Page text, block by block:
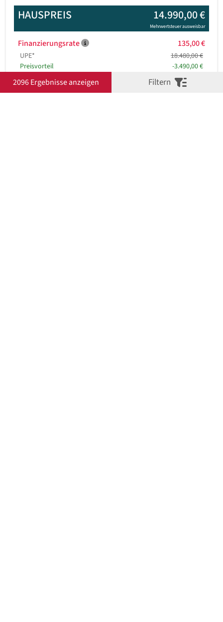
2096 Ergebnisse anzeigen Filtern
UPE*
18.480,00 €
Preisvorteil
-3.490,00 €
HAUSPREIS 14.990,00 €
Mehrwertsteuer ausweisbar
Finanzierungsrate 135,00 €
Fahrzeug-Nr. 20981